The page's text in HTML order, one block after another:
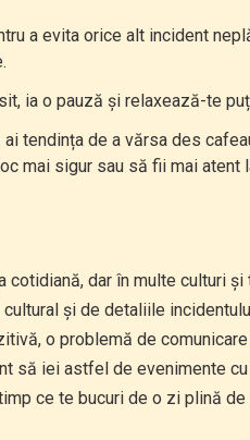
a evita orice alt incident
ia o pauză și relaxează-te
ai tendința de a vărsa des
mai sigur sau să fii mai atent
dar în multe culturi și
și de detaliile
o problemă de
să iei astfel de evenimente
ce te bucuri de o zi plină